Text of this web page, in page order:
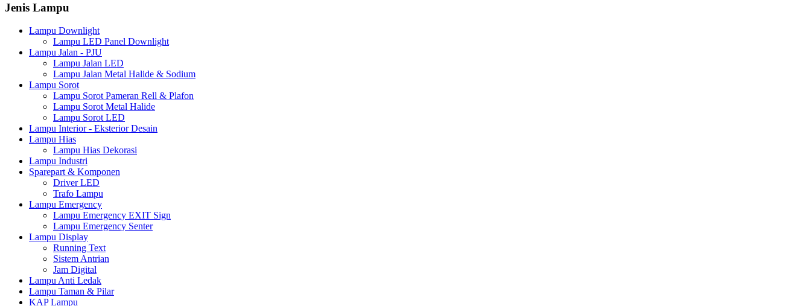
Jenis Lampu
Lampu Downlight
Lampu LED Panel Downlight
Lampu Jalan - PJU
Lampu Jalan LED
Lampu Jalan Metal Halide & Sodium
Lampu Sorot
Lampu Sorot Pameran Rell & Plafon
Lampu Sorot Metal Halide
Lampu Sorot LED
Lampu Interior - Eksterior Desain
Lampu Hias
Lampu Hias Dekorasi
Lampu Industri
Sparepart & Komponen
Driver LED
Trafo Lampu
Lampu Emergency
Lampu Emergency EXIT Sign
Lampu Emergency Senter
Lampu Display
Running Text
Sistem Antrian
Jam Digital
Lampu Anti Ledak
Lampu Taman & Pilar
KAP Lampu